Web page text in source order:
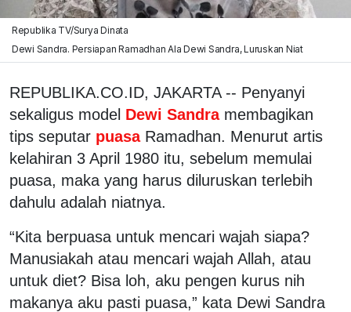
Republika TV/Surya Dinata
Dewi Sandra. Persiapan Ramadhan Ala Dewi Sandra, Luruskan Niat
REPUBLIKA.CO.ID, JAKARTA -- Penyanyi
sekaligus model Dewi Sandra membagikan
tips seputar puasa Ramadhan. Menurut artis
kelahiran 3 April 1980 itu, sebelum memulai
puasa, maka yang harus diluruskan terlebih
dahulu adalah niatnya.
“Kita berpuasa untuk mencari wajah siapa?
Manusiakah atau mencari wajah Allah, atau
untuk diet? Bisa loh, aku pengen kurus nih
makanya aku pasti puasa,” kata Dewi Sandra